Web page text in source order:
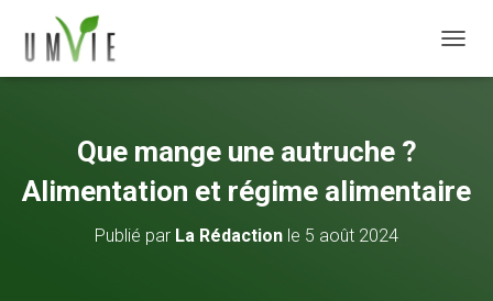
Que mange une autruche ?
Alimentation et régime alimentaire
Publié par La Rédaction le 5 août 2024